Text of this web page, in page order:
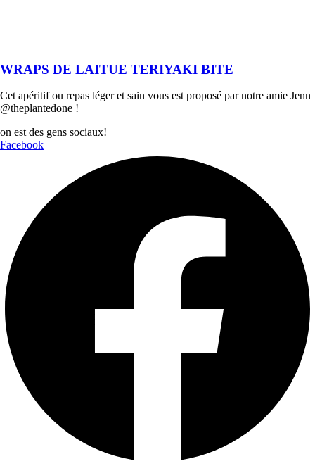
WRAPS DE LAITUE TERIYAKI BITE
Cet apéritif ou repas léger et sain vous est proposé par notre amie Jenn
@theplantedone !
on est des gens sociaux!
Facebook